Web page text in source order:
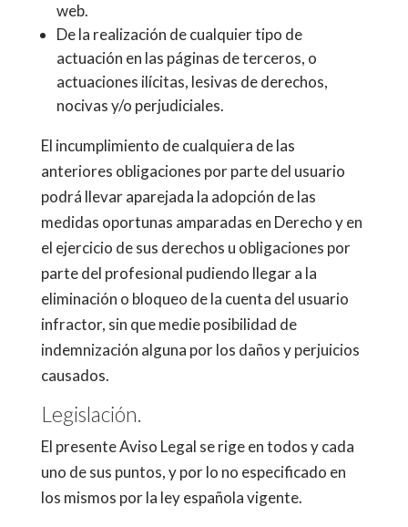
web.
De la realización de cualquier tipo de
actuación en las páginas de terceros, o
actuaciones ilícitas, lesivas de derechos,
nocivas y/o perjudiciales.
El incumplimiento de cualquiera de las
anteriores obligaciones por parte del usuario
podrá llevar aparejada la adopción de las
medidas oportunas amparadas en Derecho y en
el ejercicio de sus derechos u obligaciones por
parte del profesional pudiendo llegar a la
eliminación o bloqueo de la cuenta del usuario
infractor, sin que medie posibilidad de
indemnización alguna por los daños y perjuicios
causados.
Legislación.
El presente Aviso Legal se rige en todos y cada
uno de sus puntos, y por lo no especificado en
los mismos por la ley española vigente.